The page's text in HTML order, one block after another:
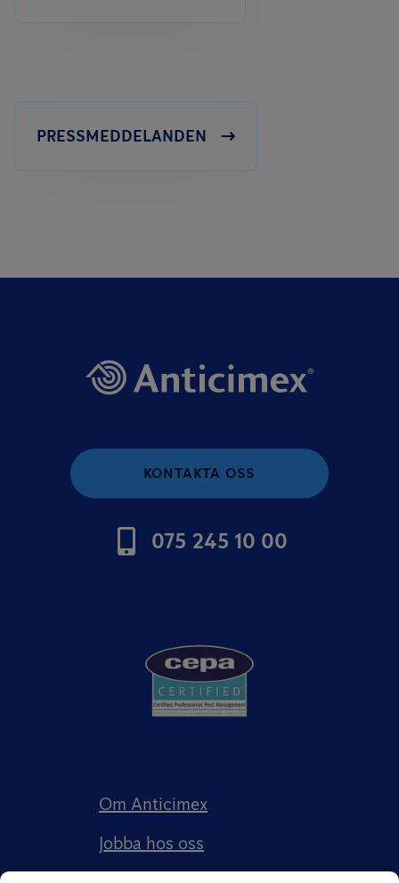
PRESSMEDDELANDEN
KONTAKTA OSS
075 245 10 00
Om Anticimex
Jobba hos oss